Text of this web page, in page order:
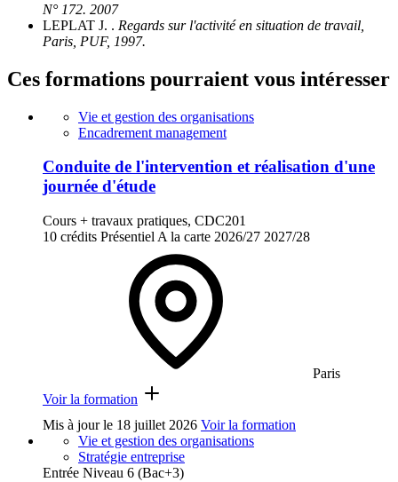
N° 172. 2007
LEPLAT J. . Regards sur l'activité en situation de travail,
Paris, PUF, 1997.
Ces formations pourraient vous intéresser
Vie et gestion des organisations
Encadrement management
Conduite de l'intervention et réalisation d'une
journée d'étude
Cours + travaux pratiques, CDC201
10 crédits Présentiel A la carte 2026/27 2027/28
Paris
Voir la formation
Mis à jour le 18 juillet 2026 Voir la formation
Vie et gestion des organisations
Stratégie entreprise
Entrée Niveau 6 (Bac+3)